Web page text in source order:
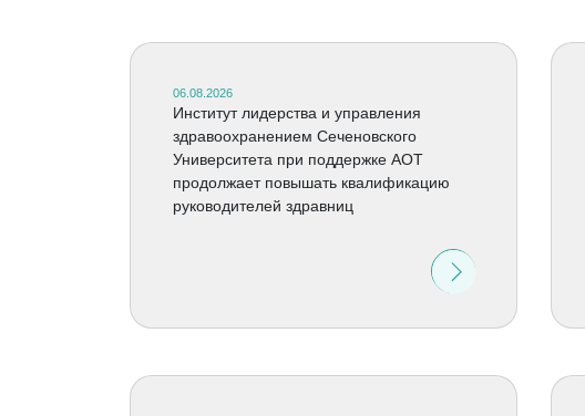
06.08.2026
Институт лидерства и управления
здравоохранением Сеченовского
Университета при поддержке АОТ
продолжает повышать квалификацию
руководителей здравниц